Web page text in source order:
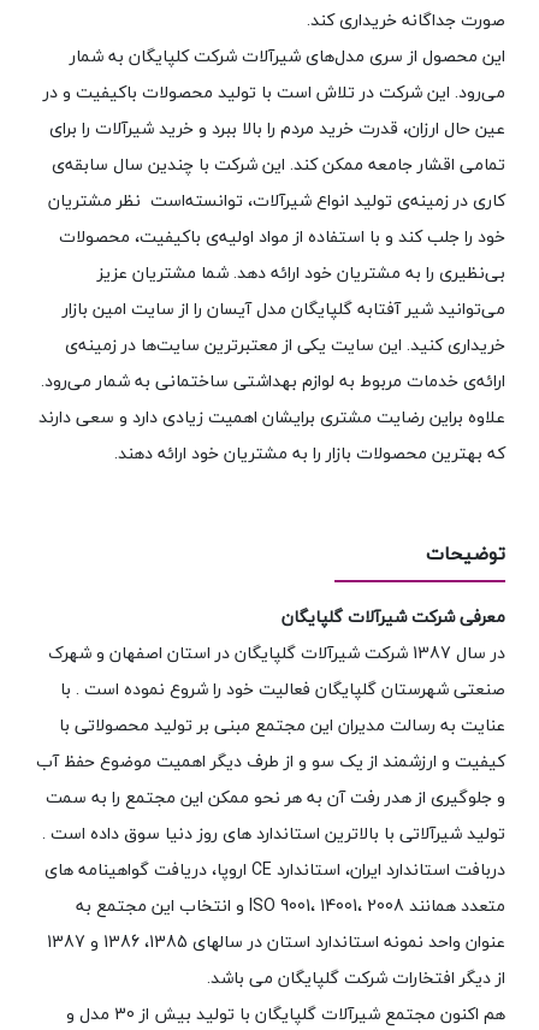
صورت جداگانه خریداری کند.
این محصول از سری مدل‌های شیرآلات شرکت کلپایگان به شمار
می‌رود. این شرکت در تلاش است با تولید محصولات باکیفیت و در
عین حال ارزان، قدرت خرید مردم را بالا ببرد و خرید شیرآلات را برای
تمامی اقشار جامعه ممکن کند. این شرکت با چندین سال سابقه‌ی
کاری در زمینه‌ی تولید انواع شیرآلات، توانسته‌است نظر مشتریان
خود را جلب کند و با استفاده از مواد اولیه‌ی باکیفیت، محصولات
بی‌نظیری را به مشتریان خود ارائه دهد. شما مشتریان عزیز
می‌توانید شیر آفتابه گلپایگان مدل آیسان را از سایت امین بازار
خریداری کنید. این سایت یکی از معتبرترین سایت‌ها در زمینه‌ی
ارائه‌ی خدمات مربوط به لوازم بهداشتی ساختمانی به شمار می‌رود.
علاوه براین رضایت مشتری برایشان اهمیت زیادی دارد و سعی دارند
که بهترین محصولات بازار را به مشتریان خود ارائه دهند.
توضیحات
معرفی شرکت شیرآلات گلپایگان
در سال 1387 شرکت شیرآلات گلپایگان در استان اصفهان و شهرک
صنعتی شهرستان گلپایگان فعالیت خود را شروع نموده است . با
عنایت به رسالت مدیران این مجتمع مبنی بر تولید محصولاتی با
کیفیت و ارزشمند از یک سو و از طرف دیگر اهمیت موضوع حفظ آب
و جلوگیری از هدر رفت آن به هر نحو ممکن این مجتمع را به سمت
تولید شیرآلاتی با بالاترین استاندارد های روز دنیا سوق داده است .
دربافت استاندارد ایران، استاندارد CE اروپا، دریافت گواهینامه های
متعدد همانند ISO 9001، 14001، 2008 و انتخاب این مجتمع به
عنوان واحد نمونه استاندارد استان در سالهای 1385، 1386 و 1387
از دیگر افتخارات شرکت گلپایگان می باشد.
هم اکنون مجتمع شیرآلات گلپایگان با تولید بیش از 30 مدل و